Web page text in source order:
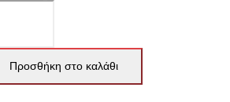
Προσθήκη στο καλάθι